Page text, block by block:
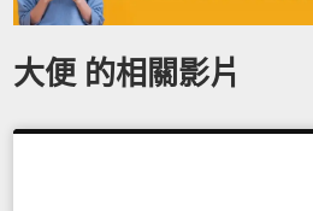
大便 的相關影片